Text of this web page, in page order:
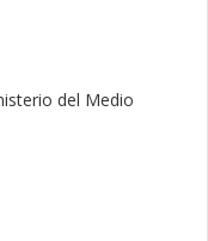
del Medio